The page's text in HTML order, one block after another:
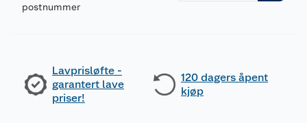
postnummer
Lavprisløfte -
garantert lave
priser!
120 dagers åpent
kjøp